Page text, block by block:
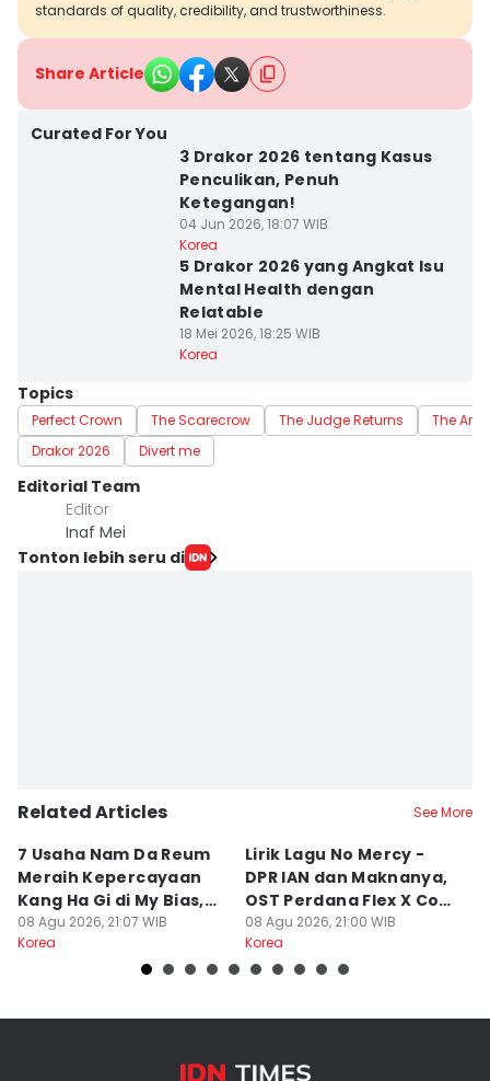
standards of quality, credibility, and trustworthiness.
Share Article
Curated For You
3 Drakor 2026 tentang Kasus
Penculikan, Penuh
Ketegangan!
04 Jun 2026, 18:07 WIB
Korea
5 Drakor 2026 yang Angkat Isu
Mental Health dengan
Relatable
18 Mei 2026, 18:25 WIB
Korea
Topics
Perfect Crown The Scarecrow The Judge Returns
The Art
Drakor 2026
Divert me
Editorial Team
Editor
Inaf Mei
Tonton lebih seru di
Related Articles See More
7 Usaha Nam Da Reum
Meraih Kepercayaan
Kang Ha Gi di My Bias,
My Boss
08 Agu 2026, 21:07 WIB
Korea
Lirik Lagu No Mercy -
DPR IAN dan Maknanya,
OST Perdana Flex X Cop
2!
08 Agu 2026, 21:00 WIB
Korea